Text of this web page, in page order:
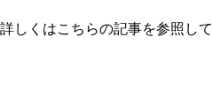
しくはこちらの記事を参照して